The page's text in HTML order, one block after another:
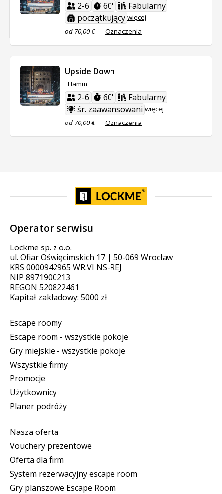
2-6 60'
Fabularny
początkujący więcej
od 70,00 €
Oznaczenia
Upside Down
Hamm
2-6 60'
Fabularny
śr. zaawansowani więcej
od 70,00 €
Oznaczenia
Operator serwisu
Lockme sp. z o.o.
ul. Ofiar Oświęcimskich 17 | 50-069 Wrocław
KRS 0000942965 WR.VI NS-REJ
NIP 8971900213
REGON 520822461
Kapitał zakładowy: 5000 zł
Escape roomy
Escape room - wszystkie pokoje
Gry miejskie - wszystkie pokoje
Wszystkie firmy
Promocje
Użytkownicy
Planer podróży
Nasza oferta
Vouchery prezentowe
Oferta dla firm
System rezerwacyjny escape room
Gry planszowe Escape Room